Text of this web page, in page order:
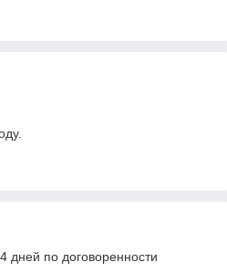
дней по договоренности